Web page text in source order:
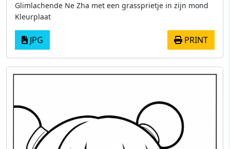
Glimlachende Ne Zha met een grassprietje in zijn mond
Kleurplaat
JPG PRINT